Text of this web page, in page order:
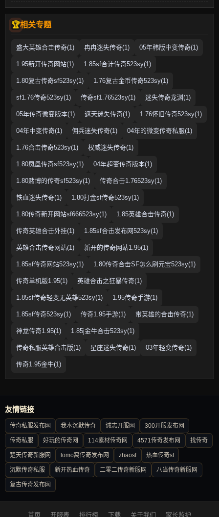
相关专题
盛大英雄合击传奇(1) 冉冉迷失传奇(1) 05年韩版中变传奇(1)
1.95新开传奇网站(1) 1.85sf合计传奇523sy(1)
1.80复古传奇sf523sy(1) 1.76复古金币传奇523sy(1)
sf1.76传奇523sy(1) 传奇sf1.76523sy(1) 迷失传奇龙渊(1)
05年传奇微变版本(1) 遮天迷失传奇(1) 1.76怀旧传奇523sy(1)
04年中变传奇(1) 佣兵迷失传奇(1) 04年的微变传奇私服(1)
1.76合击传奇523sy(1) 权威迷失传奇(1)
1.80凤凰传奇sf523sy(1) 04年超变传奇版本(1)
1.80赌博的传奇sf523sy(1) 传奇合击1.76523sy(1)
铁血迷失传奇(1) 1.80打金sf传奇523sy(1)
1.80传奇新开网站sf666523sy(1) 1.85英雄合击传奇(1)
传奇英雄合击外挂(1) 1.85sf合击发布网523sy(1)
英雄合击传奇网站(1) 新开的传奇网站1.95(1)
1.85sf传奇网站523sy(1) 1.80传奇合击SF怎么刷元宝523sy(1)
传奇单机版1.95(1) 英雄合击之狂暴传奇(1)
1.85sf传奇轻变无英雄523sy(1) 1.95传奇手游(1)
1.85sf传奇523sy(1) 传奇1.95手游(1) 带英雄的合击传奇(1)
神龙传奇1.95(1) 1.85j金牛合击523sy(1)
传奇私服英雄合击版(1) 星座迷失传奇(1) 03年轻变传奇(1)
传奇1.95金牛(1)
友情链接
传奇私服发布网 我本沉默传奇 诚志开服网 300开服发布网
传奇私服 好玩的传奇网 114素材传奇网 4571传奇发布网 找传奇
楚天传奇新服网 lomo窝传奇发布网 zhaosf 热血传奇sf
沉默传奇私服 新开热血传奇 二零二传奇新服网 八当传奇新服网
复古传奇发布网
首页 开服表 排行榜 下载 关于我们 家长监护